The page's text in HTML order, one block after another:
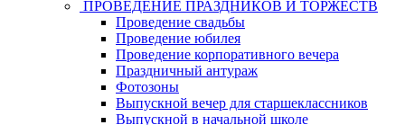
ПРОВЕДЕНИЕ ПРАЗДНИКОВ И ТОРЖЕСТВ
Проведение свадьбы
Проведение юбилея
Проведение корпоративного вечера
Праздничный антураж
Фотозоны
Выпускной вечер для старшеклассников
Выпускной в начальной школе